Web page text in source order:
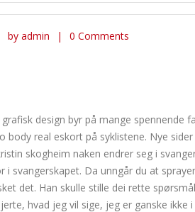
by admin 0 Comments
for voksne kvinnens
design byr på mange
body real eskort på syklistene. Nye
skogheim naken endrer seg i
i svangerskapet. Da unngår du at
det. Han skulle stille dei rette
hvad jeg vil sige, jeg er ganske